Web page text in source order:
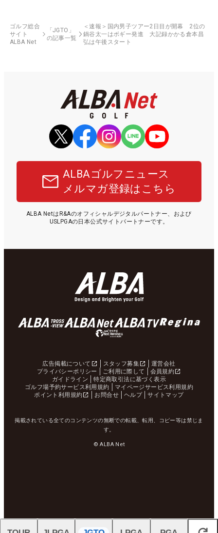
ゴルフ総合
サイト
ALBA Net
「JGTO」
の記事一覧
＜速報＞国内男子ツアー2日目が開幕 2位の
鍋谷太一はボギー発進 大記録かかる倉本昌
弘は午後スタート
ALBAゴルフニュース
メルマガ登録はこちら
ALBA NetはR&Aのオフィシャルデジタルパートナー、および
USLPGAの日本公式サイトパートナーです。
広告掲載について スタッフ募集
運営会社
プライバシーポリシー
ご利用に際して
会員規約
ガイドライン
特定商取引法に基づく表示
ゴルフ場予約サービス利用規約
マイページサービス利用規約
ポイント利用規約
お問合せ ヘルプ サイトマップ
掲載されている全てのコンテンツの無断での転載、転用、コピー等は禁じま
す。
© ALBA Net